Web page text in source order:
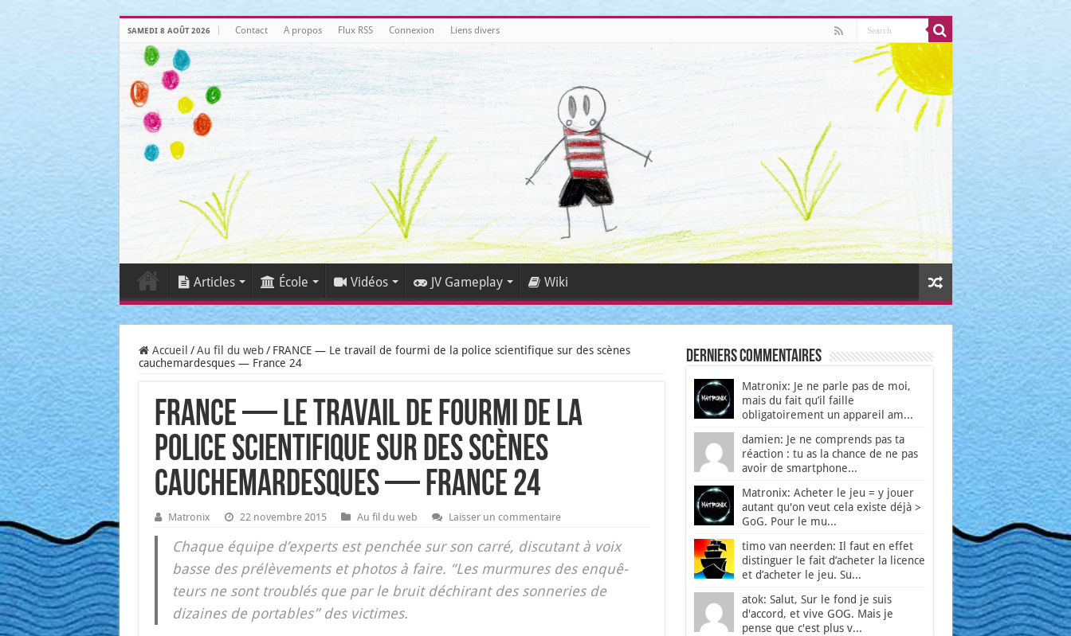
SAMEDI 8 AOÛT 2026 Contact A propos Flux RSS Connexion Liens divers
Articles École Vidéos JV Gameplay Wiki
Accueil / Au fil du web / FRANCE — Le travail de fourmi de la police scientifique sur des scènes
cauchemardesques — France 24
FRANCE — Le travail de fourmi de la
police scientifique sur des scènes
cauchemardesques — France 24
Matronix 22 novembre 2015 Au fil du web Laisser un commentaire
Chaque équipe d’ex­perts est pen­chée sur son car­ré, dis­cu­tant à voix
basse des pré­lè­ve­ments et pho­tos à faire. “Les mur­mures des enquê­
teurs ne sont trou­blés que par le bruit déchi­rant des son­ne­ries de
dizaines de por­tables” des vic­times.
Derniers Commentaires
Matronix: Je ne parle pas de moi,
mais du fait qu’il faille
obligatoirement un appareil am...
damien: Je ne comprends pas ta
réaction : tu as la chance de ne pas
avoir de smartphone...
Matronix: Acheter le jeu = y jouer
autant qu'on veut cela existe déjà >
GoG. Pour le mu...
timo van neerden: Il faut en effet
distinguer le fait d’acheter la licence
et d’acheter le jeu. Su...
atok: Salut, Sur le fond je suis
d'accord, et vive GOG. Mais je
pense que c'est plus v...